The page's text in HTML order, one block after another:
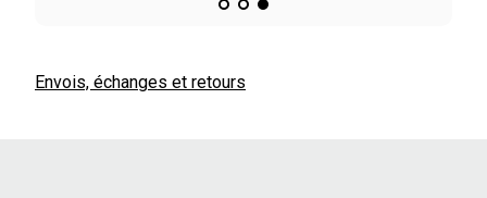
Envois, échanges et retours